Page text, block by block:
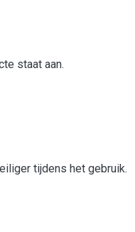
staat aan.
tijdens het gebruik.